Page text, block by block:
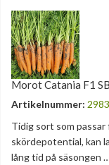
Morot Catania F1
Artikelnummer:
Tidig sort som
skördepotential, kan
lång tid på säsongen